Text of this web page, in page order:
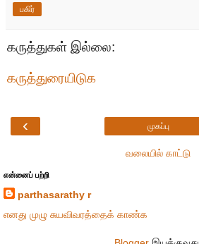
பகிர்
கருத்துகள் இல்லை:
கருத்துரையிடுக
‹ முகப்பு
வலையில் காட்டு
என்னைப் பற்றி
parthasarathy r
எனது முழு சுயவிவரத்தைக் காண்க